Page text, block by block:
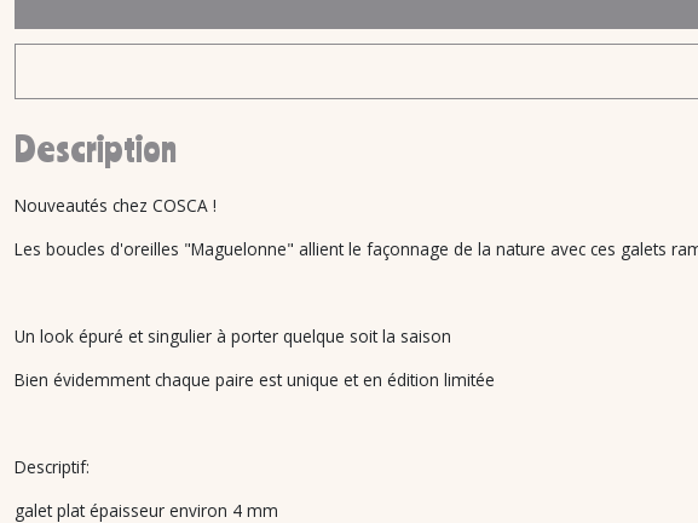
Description
Nouveautés chez COSCA !
Les boucles d'oreilles "Maguelonne" allient le façonnage de la nature avec ces galets
Un look épuré et singulier à porter quelque soit la saison
Bien évidemment chaque paire est unique et en édition limitée
Descriptif:
galet plat épaisseur environ 4 mm